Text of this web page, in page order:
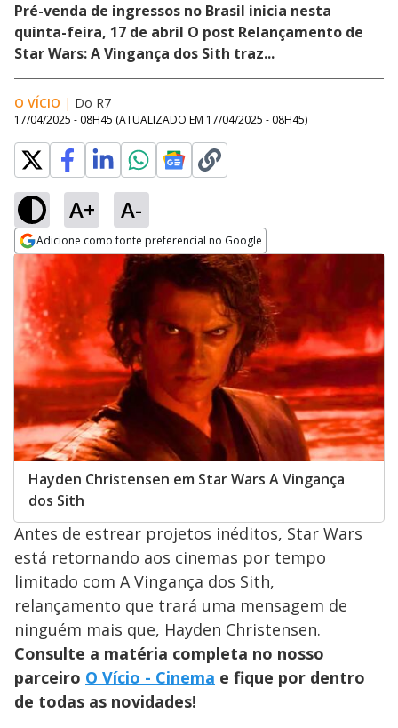
Pré-venda de ingressos no Brasil inicia nesta
quinta-feira, 17 de abril O post Relançamento de
Star Wars: A Vingança dos Sith traz...
O VÍCIO | Do R7
17/04/2025 - 08H45 (ATUALIZADO EM 17/04/2025 - 08H45)
A+ A-
Adicione como fonte preferencial no Google
Opens in new window
Hayden Christensen em Star Wars A Vingança
dos Sith
Antes de estrear projetos inéditos, Star Wars
está retornando aos cinemas por tempo
limitado com A Vingança dos Sith,
relançamento que trará uma mensagem de
ninguém mais que, Hayden Christensen.
Consulte a matéria completa no nosso
parceiro O Vício - Cinema e fique por dentro
de todas as novidades!